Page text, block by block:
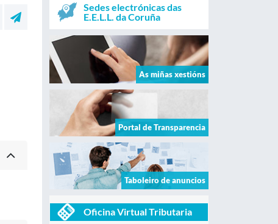
Sedes electrónicas das
E.E.L.L. da Coruña
As miñas xestións
Portal de Transparencia
Taboleiro de anuncios
Oficina Virtual Tributaria